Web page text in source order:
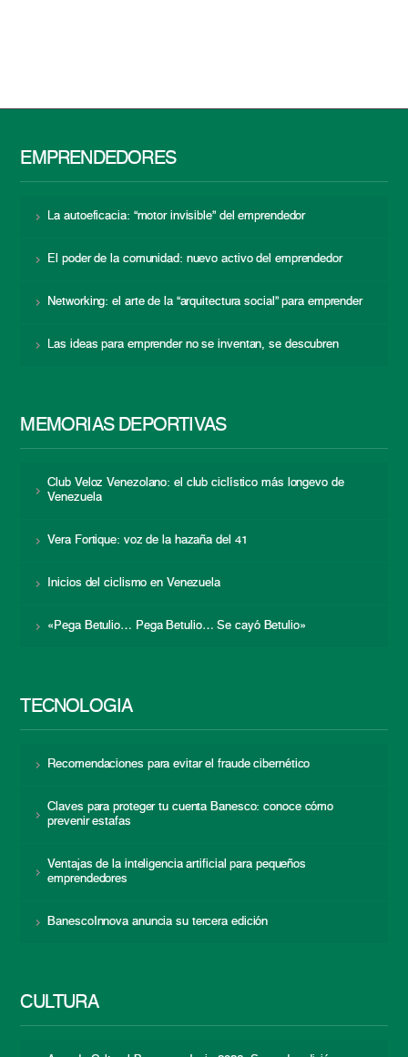
EMPRENDEDORES
La autoeficacia: “motor invisible” del emprendedor
El poder de la comunidad: nuevo activo del emprendedor
Networking: el arte de la “arquitectura social” para emprender
Las ideas para emprender no se inventan, se descubren
MEMORIAS DEPORTIVAS
Club Veloz Venezolano: el club ciclístico más longevo de
Venezuela
Vera Fortique: voz de la hazaña del 41
Inicios del ciclismo en Venezuela
«Pega Betulio… Pega Betulio… Se cayó Betulio»
TECNOLOGÍA
Recomendaciones para evitar el fraude cibernético
Claves para proteger tu cuenta Banesco: conoce cómo
prevenir estafas
Ventajas de la inteligencia artificial para pequeños
emprendedores
BanescoInnova anuncia su tercera edición
CULTURA